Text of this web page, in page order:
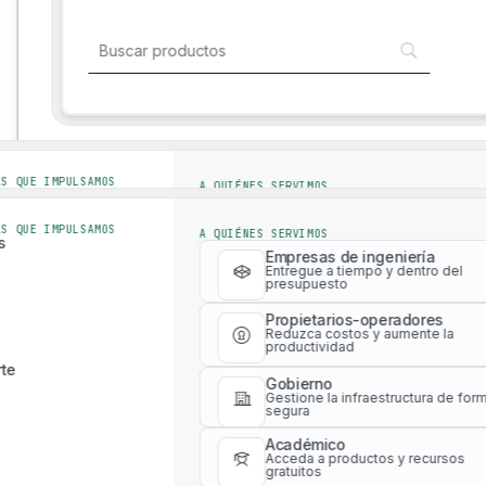
QUE IMPULSAMOS A QUIÉNES SERVIMOS
presupuesto
Propietarios-operadores
Reduzca costos y aumente la
productividad
Gobierno
Gestione la infraestructura de
segura
Académico
Acceda a productos y recursos
gratuitos
QUE IMPULSAMOS A QUIÉNES SERVIMOS
Empresas de ingeniería
Entregue a tiempo y dentro del
presupuesto
Propietarios-operadores
Reduzca costos y aumente la
productividad
Gobierno
Gestione la infraestructura de
segura
Académico
Acceda a productos y recursos
gratuitos
Explore e interactúe con nuestro ecosistema